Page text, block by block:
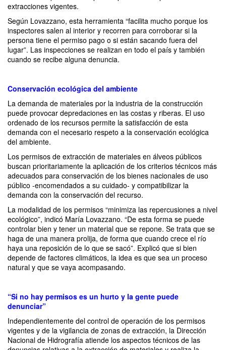
extracciones vigentes.
Según Lovazzano, esta herramienta “facilita mucho porque los
inspectores salen al interior y recorren para corroborar si la
persona tiene el permiso pago o si están sacando fuera del
lugar”. Las inspecciones se realizan en todo el país y también
cuando se recibe alguna denuncia.
Conservación ecológica del ambiente
La demanda de materiales por la industria de la construcción
puede provocar depredaciones en las costas y riberas. El uso
ordenado de los recursos permite la satisfacción de esta
demanda con el necesario respeto a la conservación ecológica
del ambiente.
Los permisos de extracción de materiales en álveos públicos
buscan prioritariamente la aplicación de los criterios técnicos más
adecuados para conservación de los bienes nacionales de uso
público -encomendados a su cuidado- y compatibilizar la
demanda con la conservación del recurso.
La modalidad de los permisos “minimiza las repercusiones a nivel
ecológico”, indicó María Lovazzano. “De esta forma se puede
controlar bien y tener un material que se repone. Se trata que se
haga de una manera prolija, de forma que cuando crece el río
haya una reposición de lo que se sacó”. Explicó que si bien
depende de factores climáticos, la idea es que sea un proceso
natural y que se vaya acompasando.
“Si no hay permisos es un hurto y la gente puede
denunciar”
Independientemente del control de operación de los permisos
vigentes y de la vigilancia de zonas de extracción, la Dirección
Nacional de Hidrografía atiende los aspectos técnicos de las